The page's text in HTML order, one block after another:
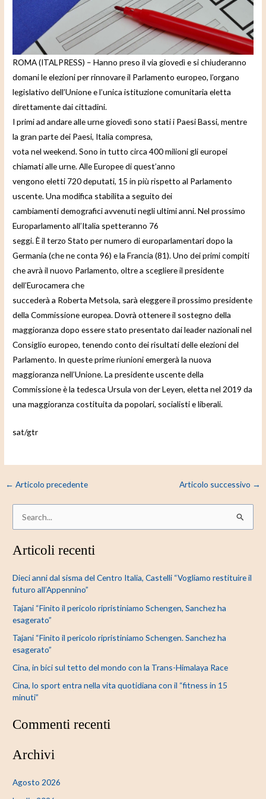
e
o
ROMA (ITALPRESS) – Hanno preso il via giovedì e si chiuderanno
domani le elezioni per rinnovare il Parlamento europeo, l’organo
legislativo dell’Unione e l’unica istituzione comunitaria eletta
direttamente dai cittadini.
I primi ad andare alle urne giovedì sono stati i Paesi Bassi, mentre
la gran parte dei Paesi, Italia compresa,
vota nel weekend. Sono in tutto circa 400 milioni gli europei
chiamati alle urne. Alle Europee di quest’anno
vengono eletti 720 deputati, 15 in più rispetto al Parlamento
uscente. Una modifica stabilita a seguito dei
cambiamenti demografici avvenuti negli ultimi anni. Nel prossimo
Europarlamento all’Italia spetteranno 76
seggi. È il terzo Stato per numero di europarlamentari dopo la
Germania (che ne conta 96) e la Francia (81). Uno dei primi compiti
che avrà il nuovo Parlamento, oltre a scegliere il presidente
dell’Eurocamera che
succederà a Roberta Metsola, sarà eleggere il prossimo presidente
della Commissione europea. Dovrà ottenere il sostegno della
maggioranza dopo essere stato presentato dai leader nazionali nel
Consiglio europeo, tenendo conto dei risultati delle elezioni del
Parlamento. In queste prime riunioni emergerà la nuova
maggioranza nell’Unione. La presidente uscente della
Commissione è la tedesca Ursula von der Leyen, eletta nel 2019 da
una maggioranza costituita da popolari, socialisti e liberali.
sat/gtr
← Articolo precedente Articolo successivo →
r
a
Articoli recenti
Dieci anni dal sisma del Centro Italia, Castelli “Vogliamo restituire il
futuro all’Appennino”
Tajani “Finito il pericolo ripristiniamo Schengen, Sanchez ha
esagerato”
Tajani “Finito il pericolo ripristiniamo Schengen. Sanchez ha
esagerato”
Cina, in bici sul tetto del mondo con la Trans-Himalaya Race
Cina, lo sport entra nella vita quotidiana con il “fitness in 15
minuti”
Commenti recenti
Archivi
Agosto 2026